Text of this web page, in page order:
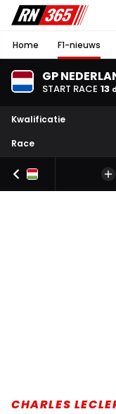
Home F1-nieuws
GP
START RACE 13 d
Kwalificatie
Race
CHARLES